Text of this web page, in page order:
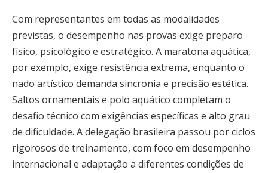
Com representantes em todas as modalidades
previstas, o desempenho nas provas exige preparo
físico, psicológico e estratégico. A maratona aquática,
por exemplo, exige resistência extrema, enquanto o
nado artístico demanda sincronia e precisão estética.
Saltos ornamentais e polo aquático completam o
desafio técnico com exigências específicas e alto grau
de dificuldade. A delegação brasileira passou por ciclos
rigorosos de treinamento, com foco em desempenho
internacional e adaptação a diferentes condições de